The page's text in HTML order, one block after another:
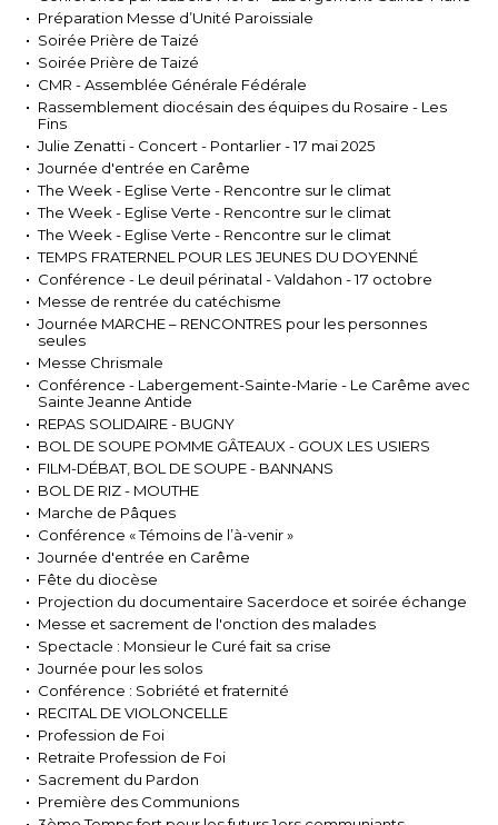
Préparation Messe d’Unité Paroissiale
Soirée Prière de Taizé
Soirée Prière de Taizé
CMR - Assemblée Générale Fédérale
Rassemblement diocésain des équipes du Rosaire - Les
Fins
Julie Zenatti - Concert - Pontarlier - 17 mai 2025
Journée d'entrée en Carême
The Week - Eglise Verte - Rencontre sur le climat
The Week - Eglise Verte - Rencontre sur le climat
The Week - Eglise Verte - Rencontre sur le climat
TEMPS FRATERNEL POUR LES JEUNES DU DOYENNÉ
Conférence - Le deuil périnatal - Valdahon - 17 octobre
Messe de rentrée du catéchisme
Journée MARCHE – RENCONTRES pour les personnes
seules
Messe Chrismale
Conférence - Labergement-Sainte-Marie - Le Carême avec
Sainte Jeanne Antide
REPAS SOLIDAIRE - BUGNY
BOL DE SOUPE POMME GÂTEAUX - GOUX LES USIERS
FILM-DÉBAT, BOL DE SOUPE - BANNANS
BOL DE RIZ - MOUTHE
Marche de Pâques
Conférence « Témoins de l’à-venir »
Journée d'entrée en Carême
Fête du diocèse
Projection du documentaire Sacerdoce et soirée échange
Messe et sacrement de l'onction des malades
Spectacle : Monsieur le Curé fait sa crise
Journée pour les solos
Conférence : Sobriété et fraternité
RECITAL DE VIOLONCELLE
Profession de Foi
Retraite Profession de Foi
Sacrement du Pardon
Première des Communions